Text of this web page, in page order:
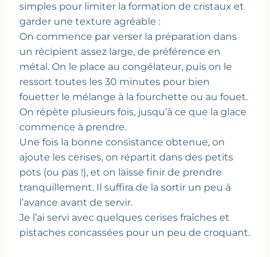
simples pour limiter la formation de cristaux et
garder une texture agréable :
On commence par verser la préparation dans
un récipient assez large, de préférence en
métal. On le place au congélateur, puis on le
ressort toutes les 30 minutes pour bien
fouetter le mélange à la fourchette ou au fouet.
On répète plusieurs fois, jusqu’à ce que la glace
commence à prendre.
Une fois la bonne consistance obtenue, on
ajoute les cerises, on répartit dans des petits
pots (ou pas !), et on laisse finir de prendre
tranquillement. Il suffira de la sortir un peu à
l’avance avant de servir.
Je l’ai servi avec quelques cerises fraîches et
pistaches concassées pour un peu de croquant.